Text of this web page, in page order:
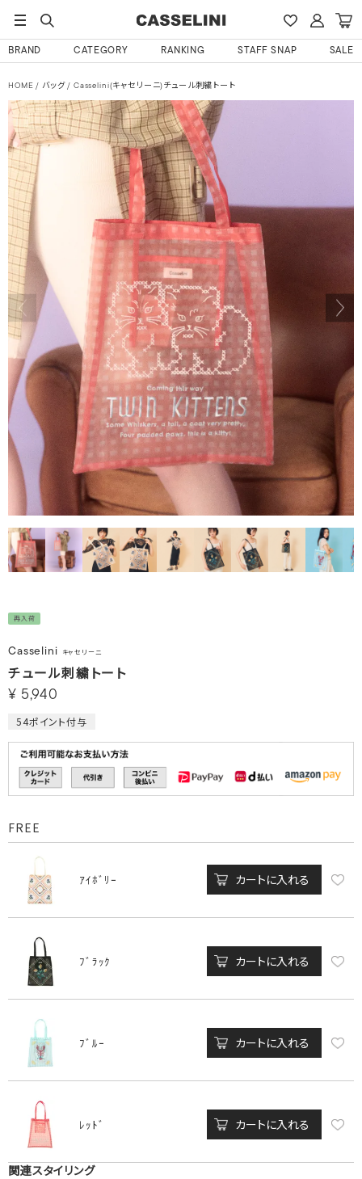
BRAND CATEGORY RANKING STAFF SNAP SALE
HOME バッグ Casselini(キャセリーニ)チュール刺繍トート
再入荷
Casselini キャセリーニ
チュール刺繍トート
¥ 5,940
54ポイント付与
FREE
ｱｲﾎﾞﾘｰ カートに入れる
ﾌﾞﾗｯｸ カートに入れる
ﾌﾞﾙｰ カートに入れる
ﾚｯﾄﾞ カートに入れる
関連スタイリング